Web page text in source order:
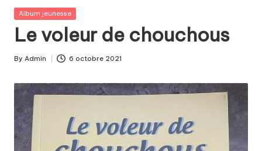
e
t
s
o
r
t
ir
les
goûts,
des
pour
les
jours.
Posted
Album jeunesse
Le voleur de chouchous
Posted
By Admin 6 octobre 2021